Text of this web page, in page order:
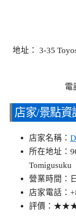
地址： 3-35
電
店家/景點資
店家名稱：
所在地址：
Tomigusuku
營業時間：
店家電話：
評價：